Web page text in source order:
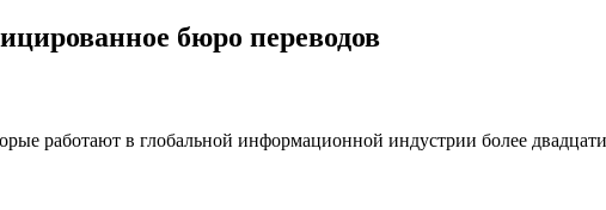
бюро переводов
работают в глобальной информационной индустрии более